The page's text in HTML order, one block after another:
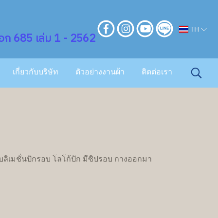
685 เล่ม 1 - 2562
TH
เกี่ยวกับบริษัท ตัวอย่างงานผ้า ติดต่อเรา
เมชั่นปักรอบ โลโก้ปัก มีซิปรอบ กางออกมา